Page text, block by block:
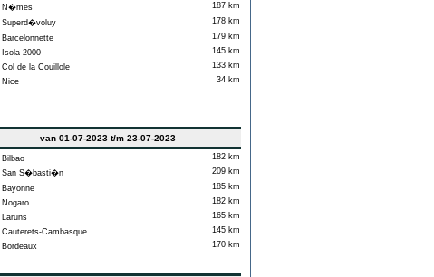
N�mes
187 km
Superd�voluy
178 km
Barcelonnette
179 km
Isola 2000
145 km
Col de la Couillole
133 km
Nice
34 km
van 01-07-2023 t/m 23-07-2023
Bilbao
182 km
San S�basti�n
209 km
Bayonne
185 km
Nogaro
182 km
Laruns
165 km
Cauterets-Cambasque
145 km
Bordeaux
170 km